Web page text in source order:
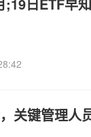
关键管理人